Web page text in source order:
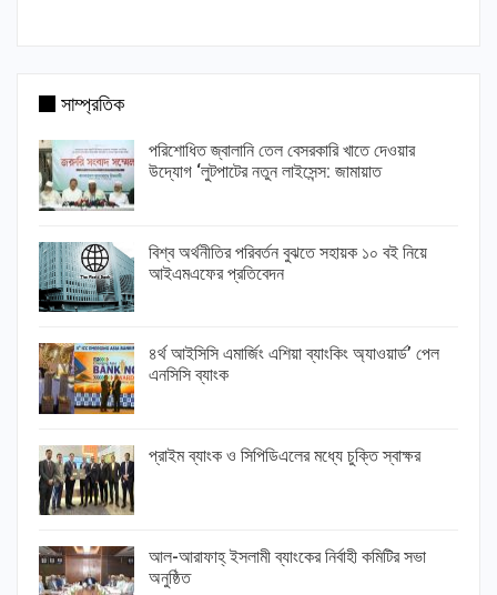
সাম্প্রতিক
পরিশোধিত জ্বালানি তেল বেসরকারি খাতে দেওয়ার
উদ্যোগ ‘লুটপাটের নতুন লাইসেন্স: জামায়াত
বিশ্ব অর্থনীতির পরিবর্তন বুঝতে সহায়ক ১০ বই নিয়ে
আইএমএফের প্রতিবেদন
৪র্থ আইসিসি এমার্জিং এশিয়া ব্যাংকিং অ্যাওয়ার্ড’ পেল
এনসিসি ব্যাংক
প্রাইম ব্যাংক ও সিপিডিএলের মধ্যে চুক্তি স্বাক্ষর
আল-আরাফাহ্ ইসলামী ব্যাংকের নির্বাহী কমিটির সভা
অনুষ্ঠিত